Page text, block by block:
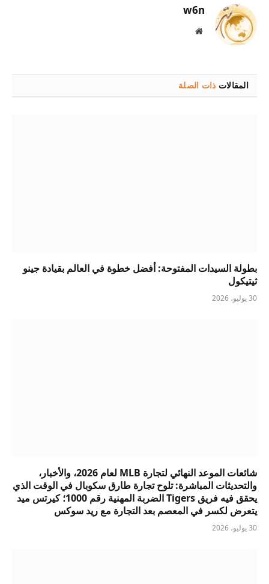
w6n
موقع
المقالات ذات الصلة
بطولة السيدات المفتوحة: أفضل خطوة في العالم بقيادة جينو
ثيتيكول
30 يوليو، 2026
شائعات الموعد النهائي لتجارة MLB لعام 2026، والأخبار،
والتحديثات المباشرة: تلوح تجارة طارق سكوبال في الوقت الذي
يحقق فيه فريق Tigers الضربة المهنية رقم 1000؛ كيرتس ميد
يتعرض لكسر في المعصم بعد التجارة مع ريد سوكس
30 يوليو، 2026